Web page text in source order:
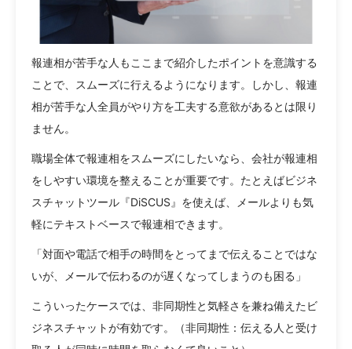
報連相が苦手な人もここまで紹介したポイントを意識する
ことで、スムーズに行えるようになります。しかし、報連
相が苦手な人全員がやり方を工夫する意欲があるとは限り
ません。
職場全体で報連相をスムーズにしたいなら、会社が報連相
をしやすい環境を整えることが重要です。たとえばビジネ
スチャットツール『DiSCUS』を使えば、メールよりも気
軽にテキストベースで報連相できます。
「対面や電話で相手の時間をとってまで伝えることではな
いが、メールで伝わるのが遅くなってしまうのも困る」
こういったケースでは、非同期性と気軽さを兼ね備えたビ
ジネスチャットが有効です。（非同期性：伝える人と受け